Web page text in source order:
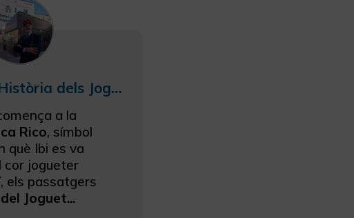
Excursió La Història dels Joguets per a Grans Xiquets (amb Tren)
a la
Rico, símbol
què Ibi es va
cor jogueter
els passatgers
Joguet...